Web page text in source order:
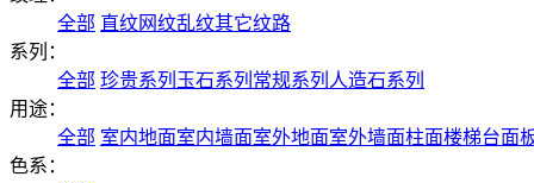
全部 直纹网纹乱纹其它纹路
系列：
全部 珍贵系列 玉石系列 常规系列 人造石系列
用途：
全部 室内地面室内墙面室外地面室外墙面柱面楼梯台面
色系：